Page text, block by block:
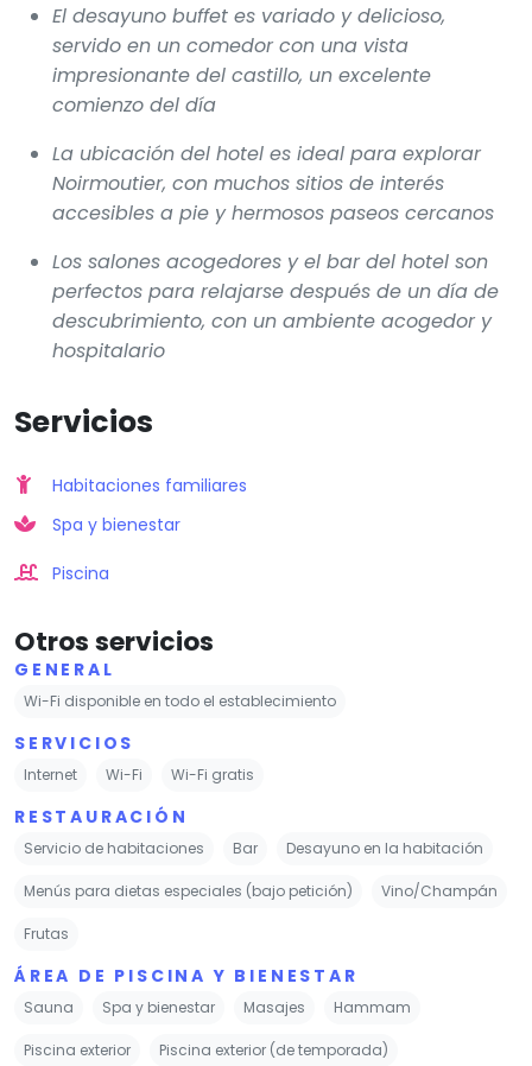
El desayuno buffet es variado y delicioso,
servido en un comedor con una vista
impresionante del castillo, un excelente
comienzo del día
La ubicación del hotel es ideal para explorar
Noirmoutier, con muchos sitios de interés
accesibles a pie y hermosos paseos cercanos
Los salones acogedores y el bar del hotel son
perfectos para relajarse después de un día de
descubrimiento, con un ambiente acogedor y
hospitalario
Servicios
Habitaciones familiares
Spa y bienestar
Piscina
Otros servicios
GENERAL
Wi-Fi disponible en todo el establecimiento
SERVICIOS
Internet Wi-Fi Wi-Fi gratis
RESTAURACIÓN
Servicio de habitaciones Bar Desayuno en la habitación
Menús para dietas especiales (bajo petición) Vino/Champán
Frutas
ÁREA DE PISCINA Y BIENESTAR
Sauna Spa y bienestar Masajes Hammam
Piscina exterior Piscina exterior (de temporada)